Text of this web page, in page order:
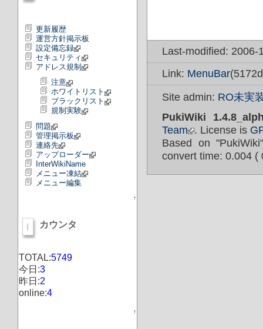
更新履歴
運営方針掲示板
設定備忘録
セキュリティ
アドレス規制
注意
ホワイトリスト
ブラックリスト
規制実験
問題
管理掲示板
連絡先
アップローダー
InterWikiName
メニュー凍結
メニュー編集
↑
カウンタ
TOTAL:5749
今日:3
昨日:2
online:4
↑
Last-modified: 2006-
Link: MenuBar
Site admin: RO未実
PukiWiki
Team
. License is
Based on
convert time: 0.004 (